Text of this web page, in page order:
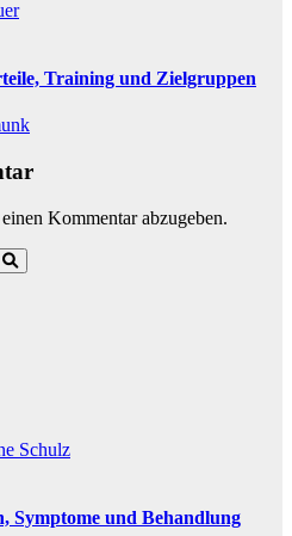
Training und Zielgruppen
Kommentar abzugeben.
Schulz
Symptome und Behandlung